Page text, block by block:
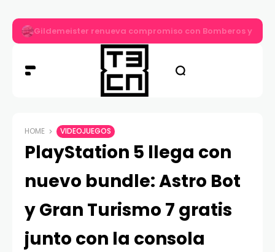
Gildemeister renueva compromiso con Bomberos y
HOME VIDEOJUEGOS
PlayStation 5 llega con
nuevo bundle: Astro Bot
y Gran Turismo 7 gratis
junto con la consola